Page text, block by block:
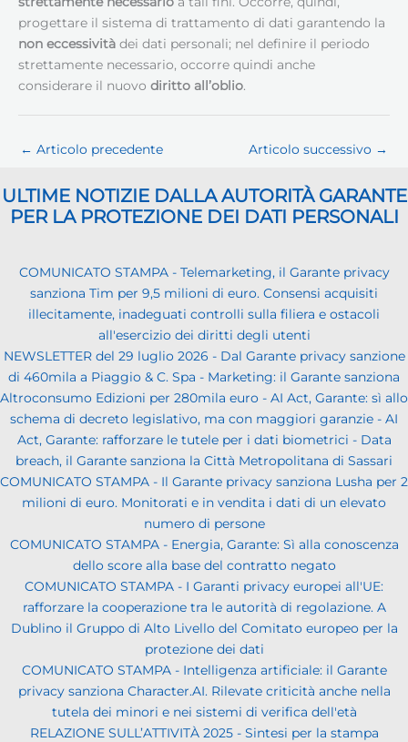
progettare il sistema di trattamento di dati garantendo la
non eccessività dei dati personali; nel definire il periodo
strettamente necessario, occorre quindi anche
considerare il nuovo diritto all’oblio.
← Articolo precedente Articolo successivo →
ULTIME NOTIZIE DALLA AUTORITÀ GARANTE
PER LA PROTEZIONE DEI DATI PERSONALI
COMUNICATO STAMPA - Telemarketing, il Garante privacy
sanziona Tim per 9,5 milioni di euro. Consensi acquisiti
illecitamente, inadeguati controlli sulla filiera e ostacoli
all'esercizio dei diritti degli utenti
NEWSLETTER del 29 luglio 2026 - Dal Garante privacy sanzione
di 460mila a Piaggio & C. Spa - Marketing: il Garante sanziona
Altroconsumo Edizioni per 280mila euro - AI Act, Garante: sì allo
schema di decreto legislativo, ma con maggiori garanzie - AI
Act, Garante: rafforzare le tutele per i dati biometrici - Data
breach, il Garante sanziona la Città Metropolitana di Sassari
COMUNICATO STAMPA - Il Garante privacy sanziona Lusha per 2
milioni di euro. Monitorati e in vendita i dati di un elevato
numero di persone
COMUNICATO STAMPA - Energia, Garante: Sì alla conoscenza
dello score alla base del contratto negato
COMUNICATO STAMPA - I Garanti privacy europei all'UE:
rafforzare la cooperazione tra le autorità di regolazione. A
Dublino il Gruppo di Alto Livello del Comitato europeo per la
protezione dei dati
COMUNICATO STAMPA - Intelligenza artificiale: il Garante
privacy sanziona Character.AI. Rilevate criticità anche nella
tutela dei minori e nei sistemi di verifica dell'età
RELAZIONE SULL’ATTIVITÀ 2025 - Sintesi per la stampa